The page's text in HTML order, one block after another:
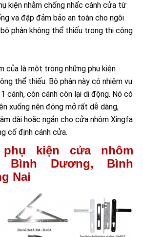
kiện nhằm chống nhấc cánh cửa từ
va đập đảm bảo an toàn cho ngôi
phận không thể thiếu trong thi công
của là một trong những phụ kiện
thể thiếu. Bộ phận này có nhiệm vụ
cánh, còn cánh còn lại di động. Nó có
xuống nên đóng mở rất dễ dàng,
dài hoặc ngắn cho cửa nhôm Xingfa
cố định cánh cửa.
phụ kiện cửa nhôm
Bình Dương, Bình
Nai